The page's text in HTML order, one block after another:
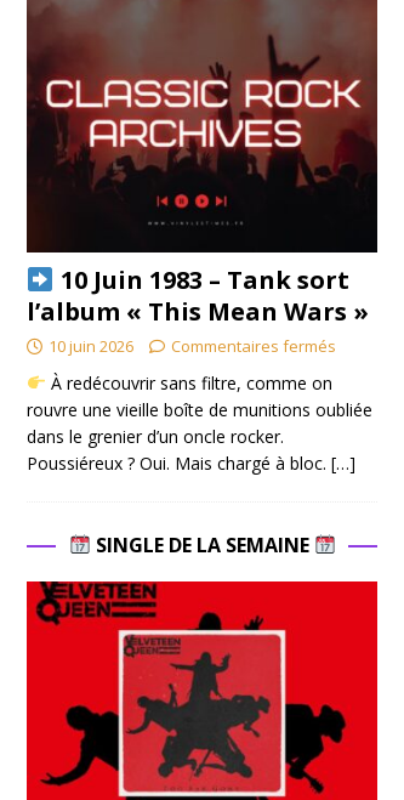
10 Juin 1983 – Tank sort
l’album « This Mean Wars »
10 juin 2026 Commentaires fermés
À redécouvrir sans filtre, comme on
rouvre une vieille boîte de munitions oubliée
dans le grenier d’un oncle rocker.
Poussiéreux ? Oui. Mais chargé à bloc. […]
SINGLE DE LA SEMAINE